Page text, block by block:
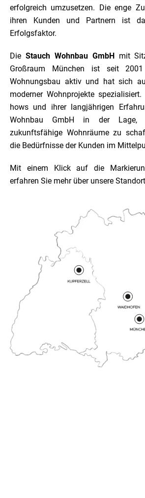
erfolgreich umzusetzen. Die enge
ihren Kunden und Partnern ist
Erfolgsfaktor.
Die Stauch Wohnbau GmbHmit
Großraum München ist seit
Wohnungsbau aktiv und hat sich
moderner Wohnprojekte
hows und ihrer langjährigen
Wohnbau GmbH in der Lage,
zukunftsfähige Wohnräume zu
die Bedürfnisse der Kunden im
Mit einem Klick auf die
erfahren Sie mehr über unsere